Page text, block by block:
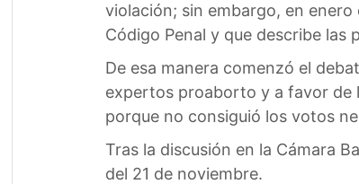
violación; sin embargo, en
Código Penal y que describe las
De esa manera comenzó el
expertos proaborto y a favor de
porque no consiguió los votos
Tras la discusión en la Cámara
del 21 de noviembre.